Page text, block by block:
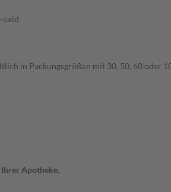
oxid
in Packungsgrößen mit 30, 50, 60 oder
Apotheke.